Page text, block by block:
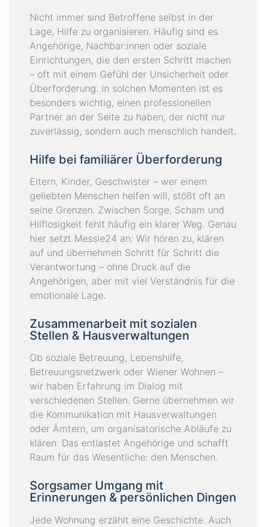
Nicht immer sind Betroffene selbst in der
Lage, Hilfe zu organisieren. Häufig sind es
Angehörige, Nachbar:innen oder soziale
Einrichtungen, die den ersten Schritt machen
– oft mit einem Gefühl der Unsicherheit oder
Überforderung. In solchen Momenten ist es
besonders wichtig, einen professionellen
Partner an der Seite zu haben, der nicht nur
zuverlässig, sondern auch menschlich handelt.
Hilfe bei familiärer Überforderung
Eltern, Kinder, Geschwister – wer einem
geliebten Menschen helfen will, stößt oft an
seine Grenzen. Zwischen Sorge, Scham und
Hilflosigkeit fehlt häufig ein klarer Weg. Genau
hier setzt Messie24 an: Wir hören zu, klären
auf und übernehmen Schritt für Schritt die
Verantwortung – ohne Druck auf die
Angehörigen, aber mit viel Verständnis für die
emotionale Lage.
Zusammenarbeit mit sozialen
Stellen & Hausverwaltungen
Ob soziale Betreuung, Lebenshilfe,
Betreuungsnetzwerk oder Wiener Wohnen –
wir haben Erfahrung im Dialog mit
verschiedenen Stellen. Gerne übernehmen wir
die Kommunikation mit Hausverwaltungen
oder Ämtern, um organisatorische Abläufe zu
klären. Das entlastet Angehörige und schafft
Raum für das Wesentliche: den Menschen.
Sorgsamer Umgang mit
Erinnerungen & persönlichen Dingen
Jede Wohnung erzählt eine Geschichte. Auch